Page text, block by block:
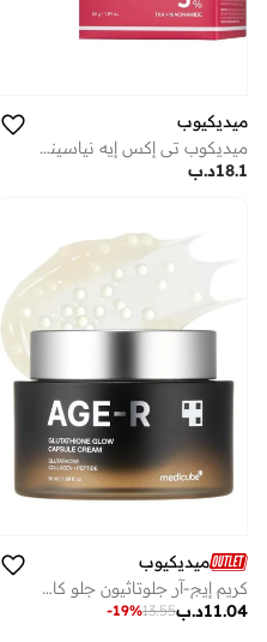
ميديكيوب
ميديكوب تي إكس إيه نياسيناميد كابسول كريم
د.ب18.1
ميديكيوب
كريم إيج-آر جلوتاثيون جلو كابسول – 50 مل
د.ب11.04
13.55
-19%